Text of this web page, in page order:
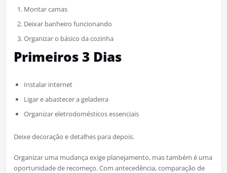
Montar camas
Deixar banheiro funcionando
Organizar o básico da cozinha
Primeiros 3 Dias
Instalar internet
Ligar e abastecer a geladeira
Organizar eletrodomésticos essenciais
Deixe decoração e detalhes para depois.
Organizar uma mudança exige planejamento, mas também é uma
oportunidade de recomeço. Com antecedência, comparação de